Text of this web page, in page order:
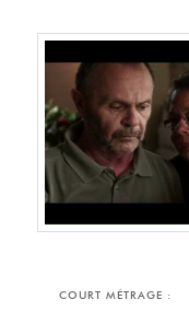
COURT MÉTRAGE :